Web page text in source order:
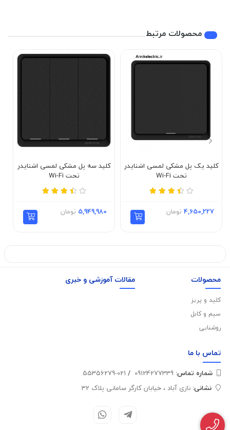
محصولات مرتبط
کلید یک پل مشکی لمسی اشنایدر
تحت Wi-Fi
4,650,227 تومان
کلید سه پل مشکی لمسی اشنایدر
تحت Wi-Fi
5,949,980 تومان
محصولات
کلید و پریز
سیم و کابل
روشنایی
مقالات آموزشی و خبری
تماس با ما
شماره تماس‌: /
021-55356279
نشانی: نازی آباد ، خیابان کارگر سامانی پلاک 32